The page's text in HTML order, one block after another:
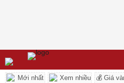
Mới nhất Xem nhiều 💰 Giá